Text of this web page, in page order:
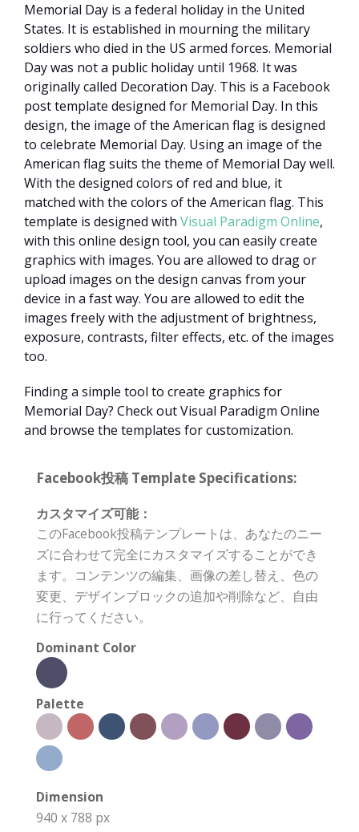
Memorial Day is a federal holiday in the United
States. It is established in mourning the military
soldiers who died in the US armed forces. Memorial
Day was not a public holiday until 1968. It was
originally called Decoration Day. This is a Facebook
post template designed for Memorial Day. In this
design, the image of the American flag is designed
to celebrate Memorial Day. Using an image of the
American flag suits the theme of Memorial Day well.
With the designed colors of red and blue, it
matched with the colors of the American flag. This
template is designed with Visual Paradigm Online,
with this online design tool, you can easily create
graphics with images. You are allowed to drag or
upload images on the design canvas from your
device in a fast way. You are allowed to edit the
images freely with the adjustment of brightness,
exposure, contrasts, filter effects, etc. of the images
too.
Finding a simple tool to create graphics for
Memorial Day? Check out Visual Paradigm Online
and browse the templates for customization.
Facebook投稿 Template Specifications:
カスタマイズ可能：
このFacebook投稿テンプレートは、あなたのニー
ズに合わせて完全にカスタマイズすることができ
ます。コンテンツの編集、画像の差し替え、色の
変更、デザインブロックの追加や削除など、自由
に行ってください。
Dominant Color
Palette
Dimension
940 x 788 px